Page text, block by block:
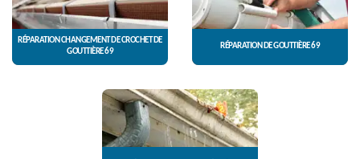
RÉPARATION CHANGEMENT DE CROCHET DE
GOUTTIÈRE 69
RÉPARATION DE GOUTTIÈRE 69